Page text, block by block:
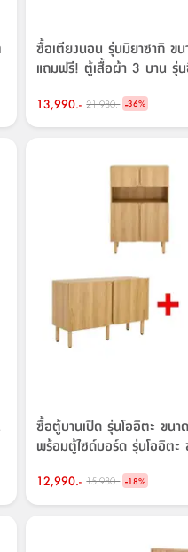
ซื้อเตียงนอน รุ่นมิยาซากิ ข
แถมฟรี! ตู้เสื้อผ้า 3 บาน รุ่น
13,990.- 21,980.- -36%
ซื้อตู้บานเปิด รุ่นโออิตะ ขน
พร้อมตู้ไซด์บอร์ด รุ่นโออิตะ
12,990.- 15,980.- -18%